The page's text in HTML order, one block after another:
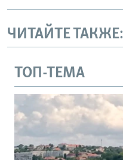
ЧИТАЙТЕ ТАКЖЕ:
ТОП-ТЕМА